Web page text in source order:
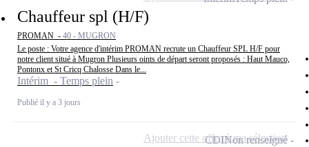
Chauffeur spl (H/F)
PROMAN - 40 - MUGRON
Le poste : Votre agence d'intérim PROMAN recrute un Chauffeur SPL H/F pour
notre client situé à Mugron Plusieurs oints de départ seront proposés : Haut Mauco,
Pontonx et St Cricq Chalosse Dans le...
Intérim - Temps plein
Publié il y a 3 jours
CDINon renseigné
Ajouter cette offre à ma sélection